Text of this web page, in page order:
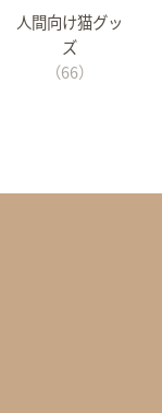
人間向け猫グッ
ズ
（66）